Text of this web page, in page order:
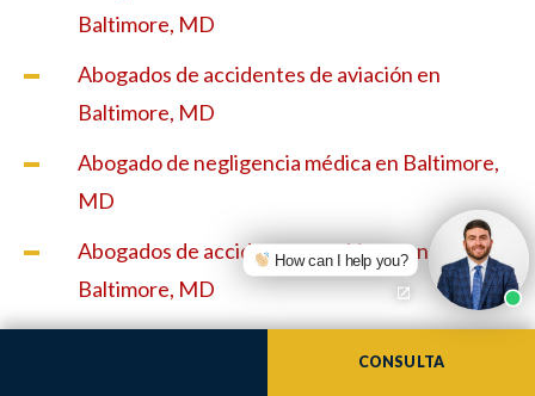
Baltimore, MD
Abogados de accidentes de aviación en
Baltimore, MD
Abogado de negligencia médica en Baltimore,
MD
Abogados de accidentes marítimos en
Baltimore, MD
CONSULTA
How can I help you?